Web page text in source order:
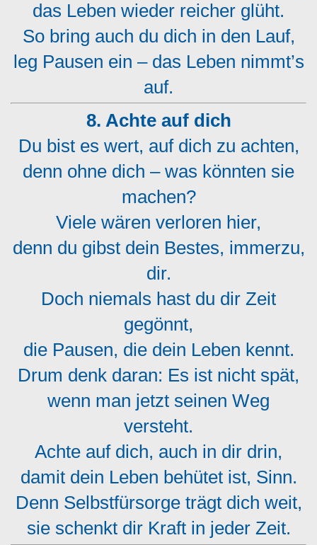
das Leben wieder reicher glüht.
So bring auch du dich in den Lauf,
leg Pausen ein – das Leben nimmt’s
auf.
8. Achte auf dich
Du bist es wert, auf dich zu achten,
denn ohne dich – was könnten sie
machen?
Viele wären verloren hier,
denn du gibst dein Bestes, immerzu,
dir.
Doch niemals hast du dir Zeit
gegönnt,
die Pausen, die dein Leben kennt.
Drum denk daran: Es ist nicht spät,
wenn man jetzt seinen Weg
versteht.
Achte auf dich, auch in dir drin,
damit dein Leben behütet ist, Sinn.
Denn Selbstfürsorge trägt dich weit,
sie schenkt dir Kraft in jeder Zeit.